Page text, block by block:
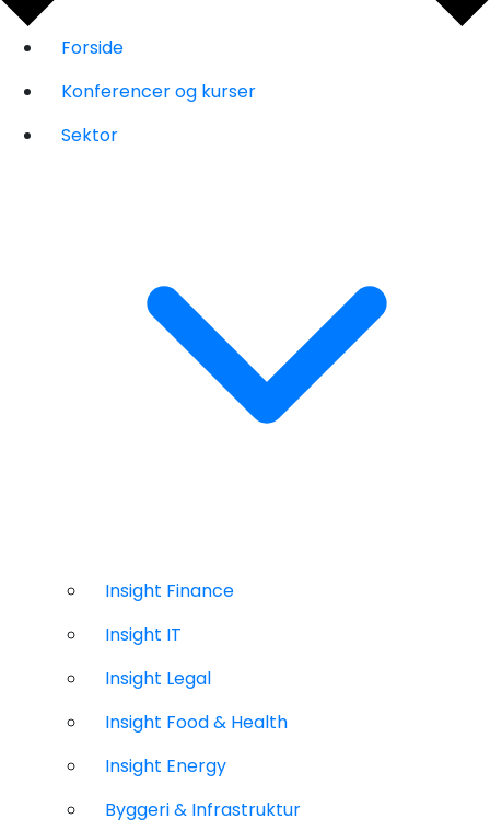
Forside
Konferencer og kurser
Sektor
Insight Finance
Insight IT
Insight Legal
Insight Food & Health
Insight Energy
Byggeri & Infrastruktur